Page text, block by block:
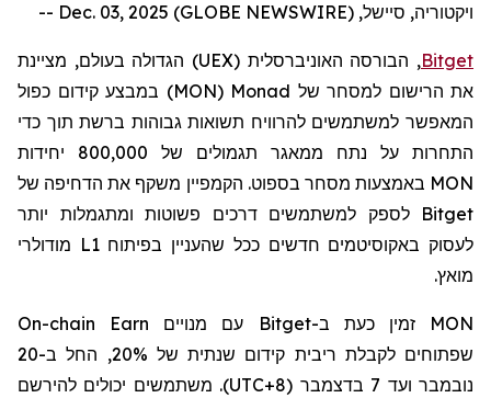
ויקטוריה, סיישל, Dec. 03, 2025 (GLOBE NEWSWIRE) --
Bitget, הבורסה האוניברסלית (UEX) הגדולה בעולם, מציינת
את הרישום למסחר של Monad
(
MON
) במבצע קידום כפול
המאפשר למשתמשים להרוויח תשואות גבוהות ברשת תוך כדי
התחרות על נתח ממאגר תגמולים של 800,000 יחידות
MON באמצעות מסחר בספוט. הקמפיין משקף את הדחיפה של
Bitget לספק למשתמשים דרכים פשוטות ומתגמלות יותר
לעסוק באקוסיטמים חדשים ככל שהעניין בפיתוחL1 מודולרי
מואץ.
MON זמין כעת ב-Bitget עם מנויים On-chain Earn
שפתוחים לקבלת ריבית קידום שנתית של 20%, החל ב-20
נובמבר ועד 7 בדצמבר (
UTC+8). משתמשים יכולים להירשם